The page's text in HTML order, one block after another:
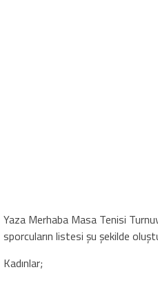
Yaza Merhaba Masa Tenisi
sporcuların listesi şu şekilde
Kadınlar;